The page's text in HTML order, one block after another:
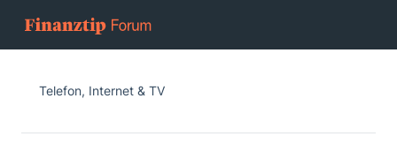
Telefon, Internet & TV